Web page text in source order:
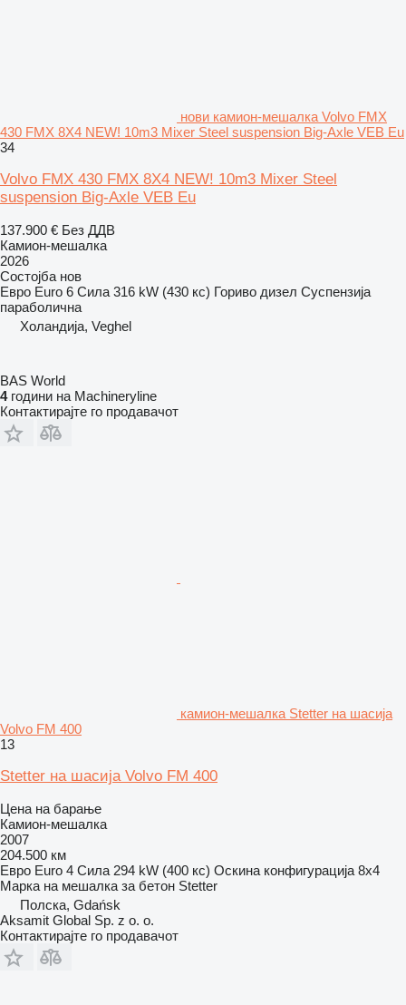
нови камион-мешалка Volvo FMX
430 FMX 8X4 NEW! 10m3 Mixer Steel suspension Big-Axle VEB Eu
34
Volvo FMX 430 FMX 8X4 NEW! 10m3 Mixer Steel
suspension Big-Axle VEB Eu
137.900 € Без ДДВ
Камион-мешалка
2026
Состојба нов
Евро Euro 6 Сила 316 kW (430 кс) Гориво дизел Суспензија
параболична
Холандија, Veghel
BAS World
4години на Machineryline
Контактирајте го продавачот
камион-мешалка Stetter на шасија
Volvo FM 400
13
Stetter на шасија Volvo FM 400
Цена на барање
Камион-мешалка
2007
204.500 км
Евро Euro 4 Сила 294 kW (400 кс) Оскина конфигурација 8x4
Марка на мешалка за бетон Stetter
Полска, Gdańsk
Aksamit Global Sp. z o. o.
Контактирајте го продавачот